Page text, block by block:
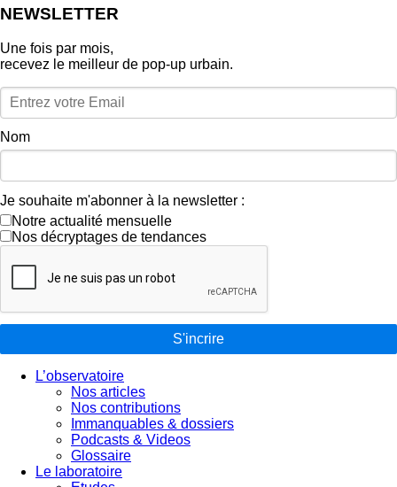
NEWSLETTER
Une fois par mois,
recevez le meilleur de pop‑up urbain.
Nom
Je souhaite m'abonner à la newsletter :
Notre actualité mensuelle
Nos décryptages de tendances
S'incrire
L’observatoire
Nos articles
Nos contributions
Immanquables & dossiers
Podcasts & Videos
Glossaire
Le laboratoire